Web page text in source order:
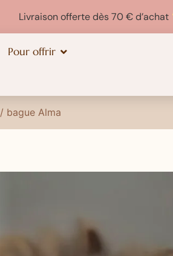
Livraison offerte dès 70 € d’achat
Pour offrir
/ bague Alma